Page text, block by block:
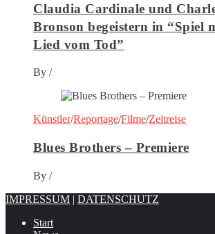
Claudia Cardinale und
Bronson begeistern in “Spiel
Lied vom Tod”
By /
Künstler/Reportage/Filme/Zeitreise
Blues Brothers – Premiere
By /
IMPRESSUM | DATENSCHUTZ
Start